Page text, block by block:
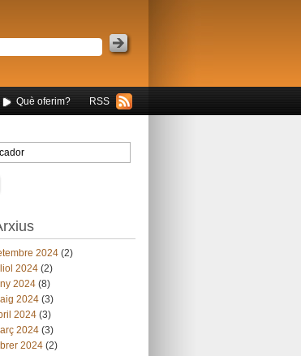
RSS
Què oferim?
2024(2)
2024(2)
2024(8)
2024(3)
2024(3)
2024(3)
2024(2)